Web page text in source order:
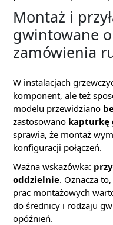
Montaż i
gwintowane
zamówienia
W instalacjach
komponent, ale też
modelu przewidziano
zastosowano kapturkę
sprawia, że montaż
konfiguracji połączeń.
Ważna wskazówka:
oddzielnie. Oznacza
prac montażowych
do średnicy i rodzaju
opóźnień.